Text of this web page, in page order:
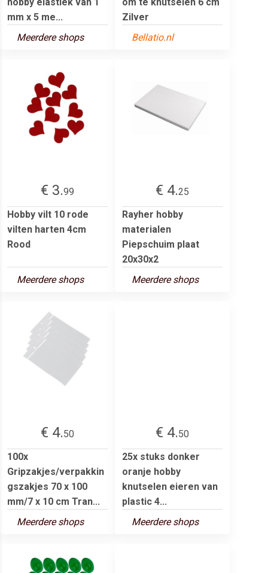
mm x 5 me...
Meerdere shops
Zilver
Bellatio.nl
€ 3.99
Hobby vilt 10 rode
vilten harten 4cm
Rood
Meerdere shops
€ 4.25
Rayher hobby
materialen
Piepschuim plaat
20x30x2
Meerdere shops
€ 4.50
100x
Gripzakjes/verpakkin
gszakjes 70 x 100
mm/7 x 10 cm Tran...
Meerdere shops
€ 4.50
25x stuks donker
oranje hobby
knutselen eieren van
plastic 4...
Meerdere shops